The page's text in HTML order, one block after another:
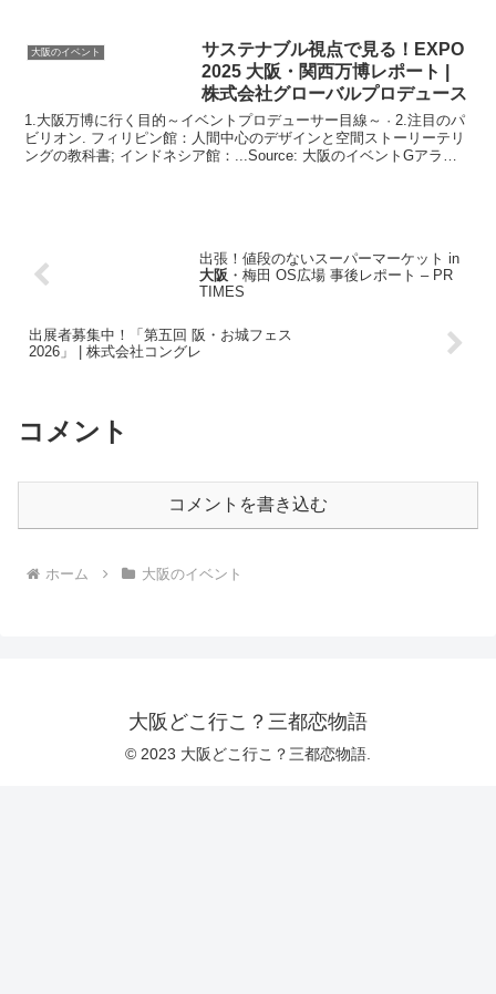
大阪のイベント
サステナブル視点で見る！EXPO
2025 大阪 ・関西万博レポート |
株式会社グローバルプロデュース
1.大阪万博に行く目的～イベントプロデューサー目線～ · 2.注目のパ
ビリオン. フィリピン館：人間中心のデザインと空間ストーリーテリ
ングの教科書; インドネシア館：...Source: 大阪のイベントGアラー
出張！値段のないスーパーマーケット in
大阪 ・梅田 OS広場 事後レポート – PR
TIMES
出展者募集中！「第五回 阪・お城フェス
2026」 | 株式会社コングレ
コメント
コメントを書き込む
ホーム 大阪のイベント
大阪どこ行こ？三都恋物語
© 2023 大阪どこ行こ？三都恋物語.